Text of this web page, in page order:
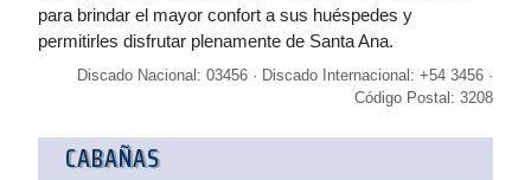
para brindar el mayor confort a sus huéspedes y
permitirles disfrutar plenamente de Santa Ana.
Discado Nacional: 03456 · Discado Internacional: +54 3456 ·
Código Postal: 3208
CABAÑAS